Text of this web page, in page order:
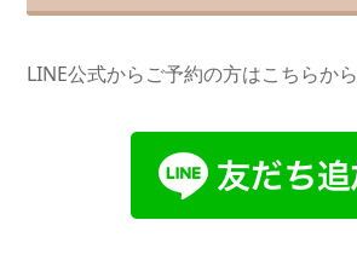
LINE公式からご予約の方はこちらから